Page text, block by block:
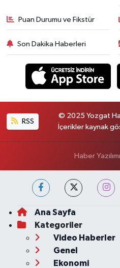
Puan Durumu ve Fikstür
Son Dakika Haberleri
RSS
© 2025 Yozgat
İçerikler kaynak
Haber
Ana Sayfa
Kategoriler
Video Haberler
Genel
Ekonomi